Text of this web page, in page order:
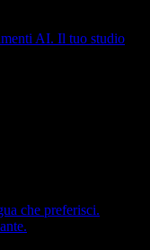
AI. Il tuo studio
che preferisci.